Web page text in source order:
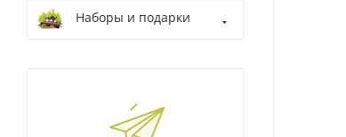
Наборы и подарки